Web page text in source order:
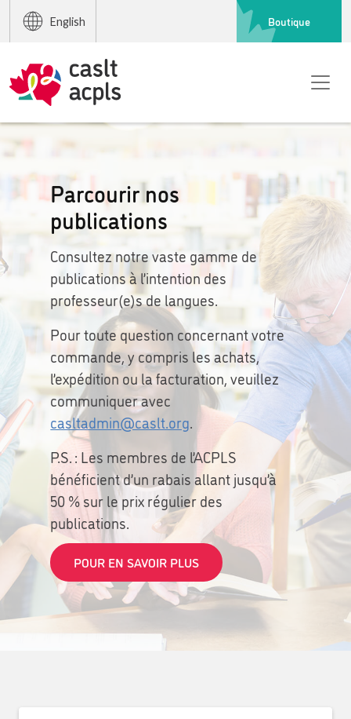
English Boutique
Parcourir nos
publications
Consultez notre vaste gamme de
publications à l’intention des
professeur(e)s de langues.
Pour toute question concernant votre
commande, y compris les achats,
l’expédition ou la facturation, veuillez
communiquer avec
casltadmin@caslt.org.
P.S. : Les membres de l’ACPLS
bénéficient d’un rabais allant jusqu’à
50 % sur le prix régulier des
publications.
POUR EN SAVOIR PLUS